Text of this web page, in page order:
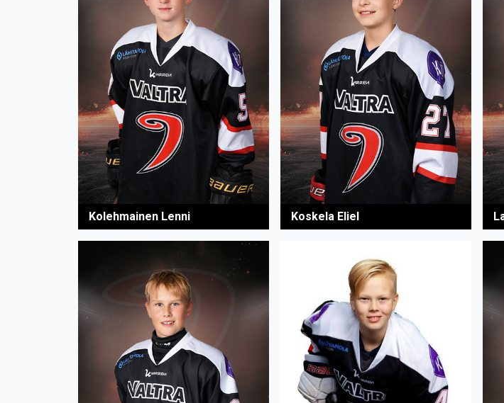
Kolehmainen Lenni Koskela Eliel